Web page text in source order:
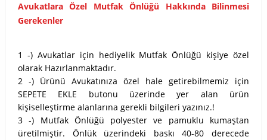
Avukatlara Özel Mutfak Önlüğü Hakkında Bilinmesi
Gerekenler
1 -) Avukatlar için hediyelik Mutfak Önlüğü kişiye özel
olarak Hazırlanmaktadır.
2 -) Ürünü Avukatınıza özel hale getirebilmemiz için
SEPETE EKLE butonu üzerinde yer alan ürün
kişiselleştirme alanlarına gerekli bilgileri yazınız.!
3 -) Mutfak Önlüğü polyester ve pamuklu kumaştan
üretilmiştir. Önlük üzerindeki baskı 40-80 derecede